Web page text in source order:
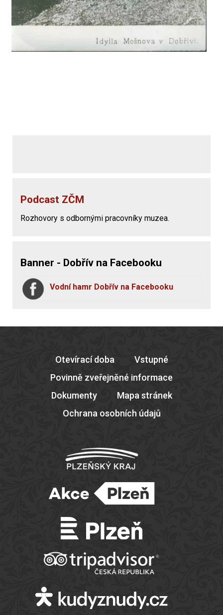
Podcast ZČM
Rozhovory s odbornými pracovníky muzea.
Banner - Dobřív na Facebooku
Vodní hamr Dobřív na Facebooku
Otevírací doba
Vstupné
Povinně zveřejněné informace
Dokumenty
Mapa stránek
Ochrana osobních údajů